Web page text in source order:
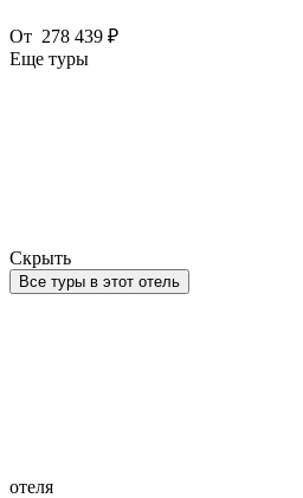
От 278 439 ₽
Еще туры
Скрыть
Все туры в этот отель
отеля